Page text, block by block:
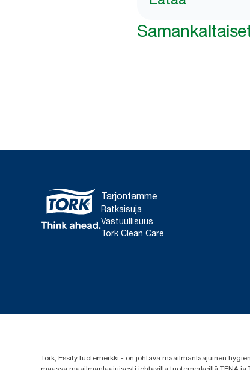
Tarjontamme
Ratkaisuja
Vastuullisuus
Tork Clean Care
Tork, Essity tuotemerkki - on johtava maailmanlaajuinen